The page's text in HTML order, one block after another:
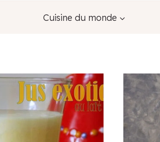
Cuisine du monde